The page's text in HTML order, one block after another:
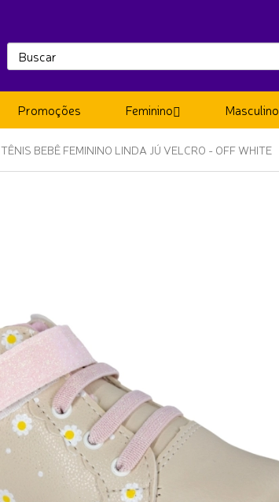
Promoções Feminino Masculino
TÊNIS BEBÊ FEMININO LINDA JÚ VELCRO - OFF WHITE